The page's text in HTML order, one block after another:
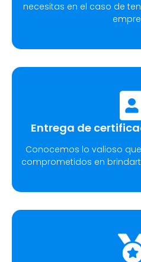
necesitas en el caso de
Entrega de
Conocemos lo valioso
comprometidos en